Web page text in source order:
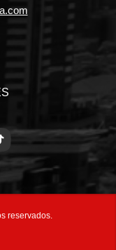
reservados.